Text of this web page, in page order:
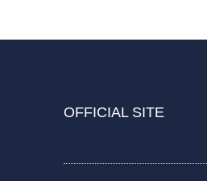
OFFICIAL SITE